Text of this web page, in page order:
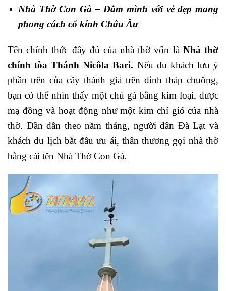
Nhà Thờ Con Gà – Đắm mình với vẻ đẹp mang
phong cách cổ kính Châu Âu
Tên chính thức đầy đủ của nhà thờ vốn là Nhà thờ
chính tòa Thánh Nicôla Bari. Nếu du khách lưu ý
phần trên của cây thánh giá trên đỉnh tháp chuông,
bạn có thể nhìn thấy một chú gà bằng kim loại, được
mạ đồng và hoạt động như một kim chỉ gió của nhà
thờ. Dần dần theo năm tháng, người dân Đà Lạt và
khách du lịch bắt đầu ưu ái, thân thương gọi nhà thờ
bằng cái tên Nhà Thờ Con Gà.